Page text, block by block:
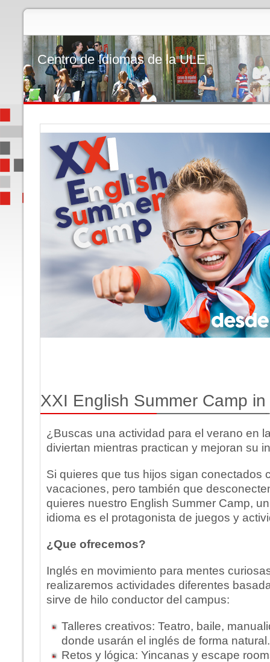
Centro de Idiomas de la ULE
XXI English Summer Camp
¿Buscas una actividad para el verano en
diviertan mientras practican y mejoran su
Si quieres que tus hijos sigan conectados
vacaciones, pero también que
quieres nuestro English Summer Camp,
idioma es el protagonista de juegos y
¿Que ofrecemos?
Inglés en movimiento para mentes
realizaremos actividades diferentes
sirve de hilo conductor del campus:
Talleres creativos: Teatro, baile,
donde usarán el inglés de forma natural.
Retos y lógica: Yincanas y escape